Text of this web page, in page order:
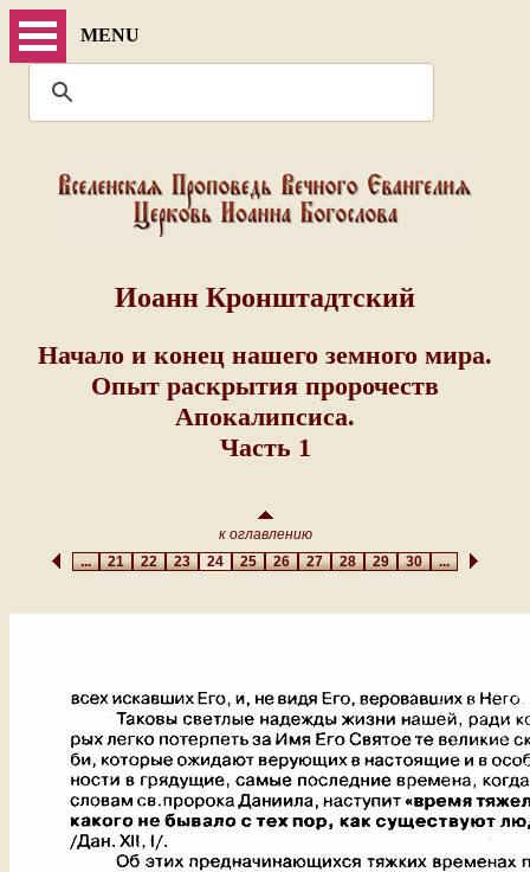
MENU
Иоанн Кронштадтский
Начало и конец нашего земного мира.
Опыт раскрытия пророчеств
Апокалипсиса.
Часть 1
к оглавлению
...212223 24 252627282930...